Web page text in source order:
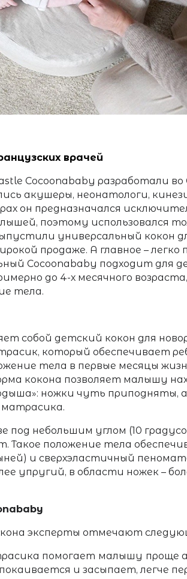
врачей
Cocoonababy разработали
акушеры, неонатологи,
он предназначался
поэтому использовался
универсальный кокон
продаже. А главное – легко
Cocoonababy подходит для
до 4-х месячного
тела.
собой детский кокон для
который обеспечивает
тела в первые месяцы
кокона позволяет малышу
ножки чуть приподняты,
под небольшим углом (10
Такое положение тела
и сверхэластичный
упругий, в области ножек –
эксперты отмечают
помогает малышу проще
и засыпает, легче